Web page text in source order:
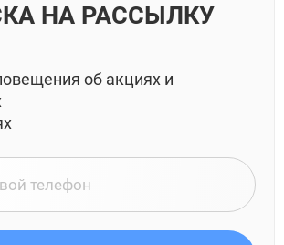
НА РАССЫЛКУ
об акциях и